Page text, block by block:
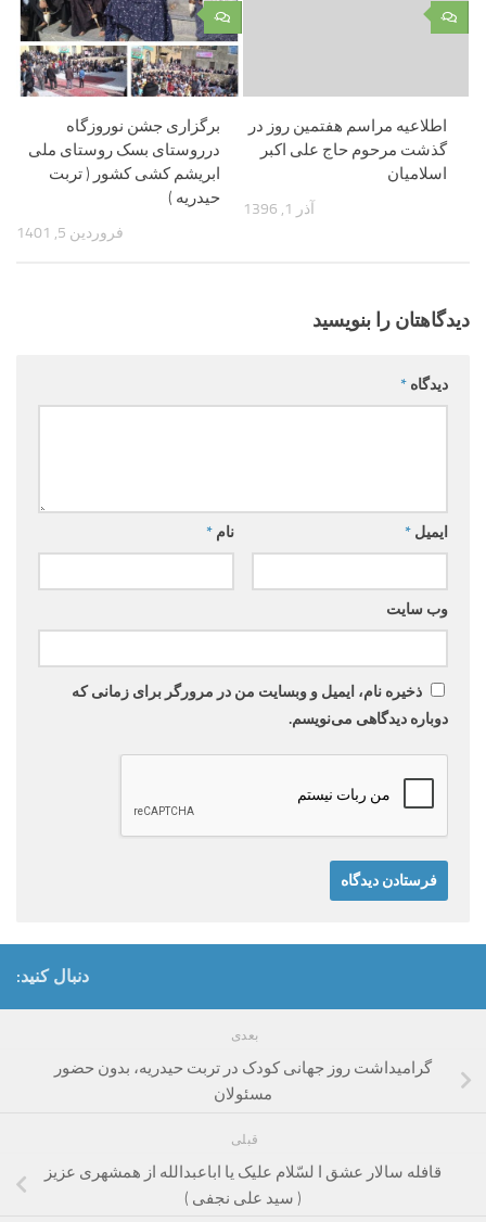
۰
برگزاری جشن نوروزگاه
درروستای بسک روستای ملی
ابریشم کشی کشور ( تربت
حیدریه )
فروردین 5, 1401
۰
اطلاعیه مراسم هفتمین روز در
گذشت مرحوم حاج علی اکبر
اسلامیان
آذر 1, 1396
دیدگاهتان را بنویسید
دیدگاه *
نام * ایمیل *
وب‌ سایت
ذخیره نام، ایمیل و وبسایت من در مرورگر برای زمانی که
دوباره دیدگاهی می‌نویسم.
دنبال کنید:
بعدی
گرامیداشت روز جهانی کودک در تربت حیدریه، بدون حضور
مسئولان
قبلی
قافله‌ سالار عشق ا لسّلام علیک یا اباعبدالله از همشهری عزیز
( سید علی نجفی )